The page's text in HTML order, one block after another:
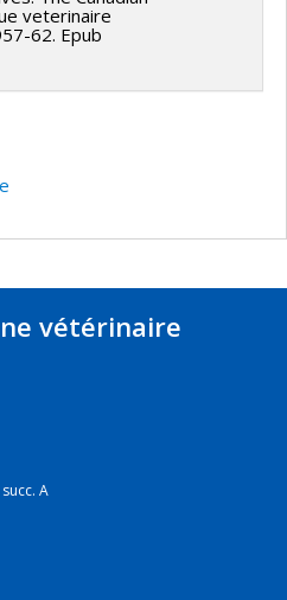
veterinaire
62. Epub
vétérinaire
A